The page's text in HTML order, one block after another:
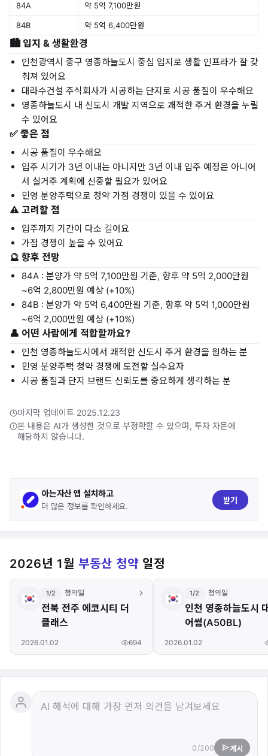
84A 약 5억 7,100만원
84B 약 5억 6,400만원
🏙️ 입지 & 생활환경
인천광역시 중구 영종하늘도시 중심 입지로 생활 인프라가 잘 갖
춰져 있어요
대라수건설 주식회사가 시공하는 단지로 시공 품질이 우수해요
영종하늘도시 내 신도시 개발 지역으로 쾌적한 주거 환경을 누릴
수 있어요
✅ 좋은 점
시공 품질이 우수해요
입주 시기가 3년 이내는 아니지만 3년 이내 입주 예정은 아니어
서 실거주 계획에 신중할 필요가 있어요
민영 분양주택으로 청약 가점 경쟁이 있을 수 있어요
⚠️ 고려할 점
입주까지 기간이 다소 길어요
가점 경쟁이 높을 수 있어요
🔮 향후 전망
84A : 분양가 약 5억 7,100만원 기준, 향후 약 5억 2,000만원
~6억 2,800만원 예상 (+10%)
84B : 분양가 약 5억 6,400만원 기준, 향후 약 5억 1,000만원
~6억 2,000만원 예상 (+10%)
👤 어떤 사람에게 적합할까요?
인천 영종하늘도시에서 쾌적한 신도시 주거 환경을 원하는 분
민영 분양주택 청약 경쟁에 도전할 실수요자
시공 품질과 단지 브랜드 신뢰도를 중요하게 생각하는 분
마지막 업데이트 2025.12.23
본 내용은 AI가 생성한 것으로 부정확할 수 있으며, 투자 자문에
해당하지 않습니다.
아는자산 앱 설치하고
더 많은 정보를 확인하세요.
받기
2026년 1월 부동산 청약 일정
1/2 청약일
전북 전주 에코시티 더
클래스
2026.01.02 694
1/2 청약일
인천 영종하늘도시
어썸(A50BL)
2026.01.02
0/200 게시